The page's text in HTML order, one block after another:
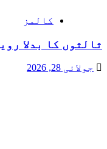
کالمز
ثالثوں کا بدلا
جولائی 28, 2026